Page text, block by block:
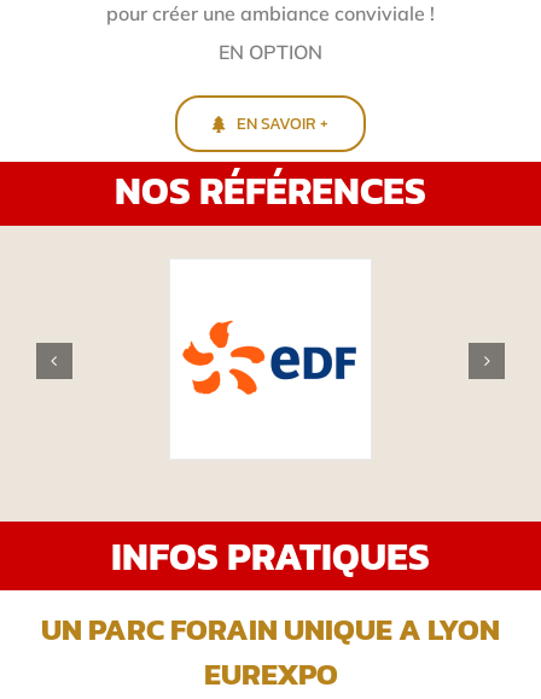
pour créer une ambiance conviviale !
EN OPTION
EN SAVOIR +
NOS RÉFÉRENCES
INFOS PRATIQUES
UN PARC FORAIN UNIQUE A LYON
EUREXPO